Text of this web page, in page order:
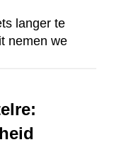
langer te
nemen we